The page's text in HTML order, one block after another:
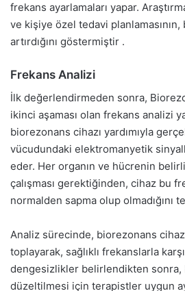
frekans ayarlamaları yapar.
ve kişiye özel tedavi
artırdığını göstermiştir .
Frekans Analizi
İlk değerlendirmeden sonra,
ikinci aşaması olan frekans analizi
biorezonans cihazı yardımıyla
vücudundaki elektromanyetik
eder. Her organın ve hücrenin
çalışması gerektiğinden, cihaz bu
normalden sapma olup olmadığını
Analiz sürecinde, biorezonans
toplayarak, sağlıklı frekanslarla
dengesizlikler belirlendikten sonra,
düzeltilmesi için terapistler uygun